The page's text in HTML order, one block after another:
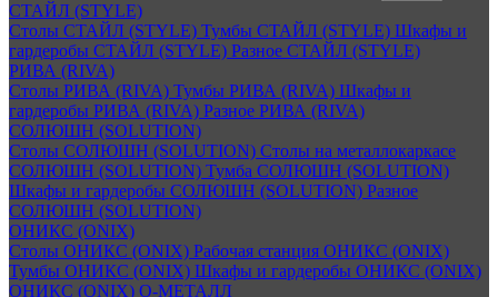
СТАЙЛ (STYLE)
Столы СТАЙЛ (STYLE) Тумбы СТАЙЛ (STYLE) Шкафы и
гардеробы СТАЙЛ (STYLE) Разное СТАЙЛ (STYLE)
РИВА (RIVA)
Столы РИВА (RIVA) Тумбы РИВА (RIVA) Шкафы и
гардеробы РИВА (RIVA) Разное РИВА (RIVA)
СОЛЮШН (SOLUTION)
Столы СОЛЮШН (SOLUTION) Столы на металлокаркасе
СОЛЮШН (SOLUTION) Тумба СОЛЮШН (SOLUTION)
Шкафы и гардеробы СОЛЮШН (SOLUTION) Разное
СОЛЮШН (SOLUTION)
ОНИКС (ONIX)
Столы ОНИКС (ONIX) Рабочая станция ОНИКС (ONIX)
Тумбы ОНИКС (ONIX) Шкафы и гардеробы ОНИКС (ONIX)
ОНИКС (ONIX) O-МЕТАЛЛ